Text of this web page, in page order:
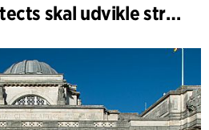
C.F. Møller Architects skal udvikle strategien for ”Knutepunkt Larvik og indre havn”